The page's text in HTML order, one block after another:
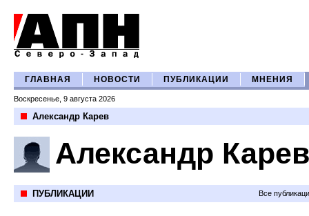
ГЛАВНАЯ НОВОСТИ ПУБЛИКАЦИИ МНЕНИЯ
Воскресенье, 9 августа 2026
Александр Карев
Александр Карев
ПУБЛИКАЦИИ Все